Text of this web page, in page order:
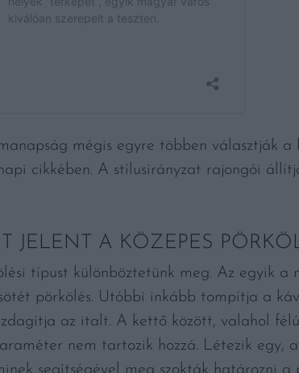
mégis egyre többen választják a
cikkében. A stílusirányzat rajongói
JELENT A KÖZEPES
típust különböztetünk meg. Az egyik
pörkölés. Utóbbi inkább tompítja a
az italt. A kettő között, valahol
nem tartozik hozzá. Létezik egy,
segítségével meg szokták határozni